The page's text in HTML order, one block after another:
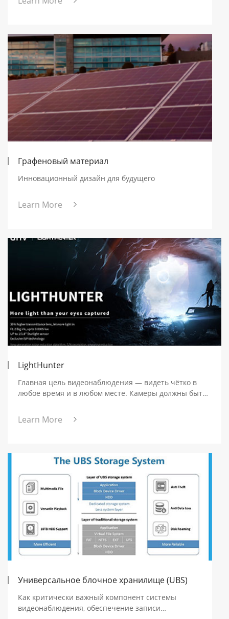
время суток.
Графеновый материал
Инновационный дизайн для будущего
Learn More
LightHunter
Главная цель видеонаблюдения — видеть чётко в
любое время и в любом месте. Камеры должны быть
разрешения и насыщенное цветами при любых
условиях освещения.
Learn More
Универсальное блочное хранилище (UBS)
Как критически важный компонент системы
видеонаблюдения, обеспечение записи